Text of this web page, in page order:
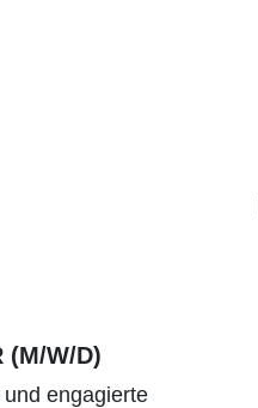
(M/W/D)
engagierte